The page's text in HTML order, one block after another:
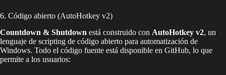
6. Código abierto (AutoHotkey v2)
Countdown & Shutdown está construido con AutoHotkey v2, un
lenguaje de scripting de código abierto para automatización de
Windows. Todo el código fuente está disponible en GitHub, lo que
permite a los usuarios: